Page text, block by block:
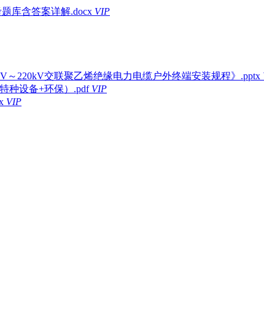
库含答案详解.docx VIP
～220kV交联聚乙烯绝缘电力电缆户外终端安装规程》.pptx
种设备+环保）.pdf VIP
VIP